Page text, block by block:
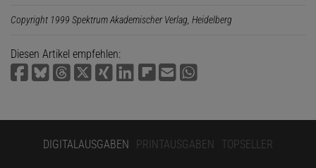
Copyright 1999 Spektrum Akademischer Verlag, Heidelberg
Diesen Artikel empfehlen:
DIGITALAUSGABEN PRINTAUSGABEN TOPSELLER